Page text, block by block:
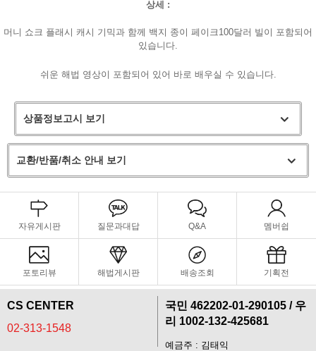
페이코 라이
구매
상세 :
머니 쇼크 플래시 캐시 기믹과 함께 백지 종이 페이크100달러 빌이 포함되어
있습니다.
쉬운 해법 영상이 포함되어 있어 바로 배우실 수 있습니다.
상품정보고시 보기
교환/반품/취소 안내 보기
자유게시판 질문과대답 Q&A 멤버쉽
포토리뷰 해법게시판 배송조회 기획전
CS CENTER
02-313-1548
국민 462202-01-290105 / 우
리 1002-132-425681
예금주 : 김태익